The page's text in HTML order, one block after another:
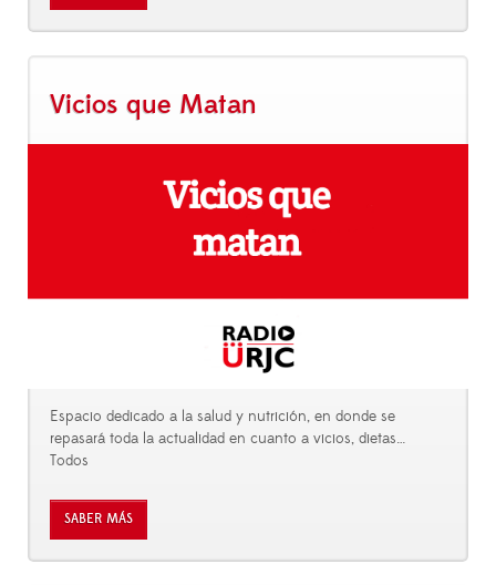
Vicios que Matan
Espacio dedicado a la salud y nutrición, en donde se
repasará toda la actualidad en cuanto a vicios, dietas…
Todos
SABER MÁS